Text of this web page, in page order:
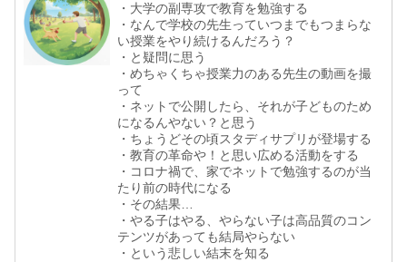
・大学の副専攻で教育を勉強する
・なんで学校の先生っていつまでもつまらな
い授業をやり続けるんだろう？
・と疑問に思う
・めちゃくちゃ授業力のある先生の動画を撮
って
・ネットで公開したら、それが子どものため
になるんやない？と思う
・ちょうどその頃スタディサプリが登場する
・教育の革命や！と思い広める活動をする
・コロナ禍で、家でネットで勉強するのが当
たり前の時代になる
・その結果…
・やる子はやる、やらない子は高品質のコン
テンツがあっても結局やらない
・という悲しい結末を知る